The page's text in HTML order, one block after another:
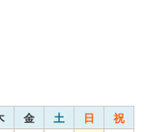
金 土 日 祝